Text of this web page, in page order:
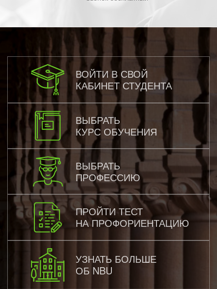
ВОЙТИ В СВОЙ
КАБИНЕТ СТУДЕНТА
ВЫБРАТЬ
КУРС ОБУЧЕНИЯ
ВЫБРАТЬ
ПРОФЕССИЮ
ПРОЙТИ ТЕСТ
НА ПРОФОРИЕНТАЦИЮ
УЗНАТЬ БОЛЬШЕ
ОБ NBU